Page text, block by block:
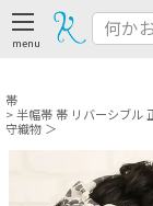
帯
半幅帯 帯 リバーシブル
守織物 ＞